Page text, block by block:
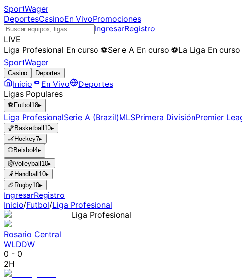
SportWager
DeportesCasinoEn VivoPromociones
IngresarRegistro
LIVE
Liga Profesional En curso ⚽Serie A En curso ⚽La Liga En curso
SportWager
Casino Deportes
Inicio En Vivo
Deportes
Ligas Populares
⚽ Futbol 18▸
Liga ProfesionalSerie A (Brazil)MLSPrimera DivisiónPremier
🏀 Basketball 10▸
🏒 Hockey7▸
⚾Beisbol 4▸
🏐Volleyball 10▸
🤾 Handball 10▸
🏉 Rugby10▸
IngresarRegistro
Inicio/Futbol/Liga Profesional
Liga Profesional
Rosario Central
WLDDW
0 - 0
2H